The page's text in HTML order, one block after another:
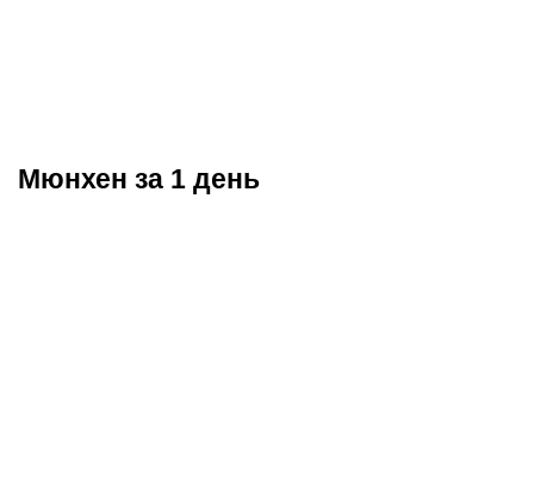
Мюнхен за 1 день